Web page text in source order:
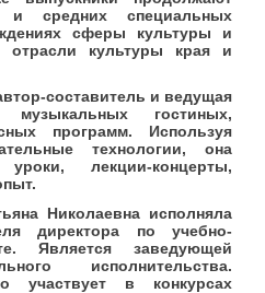
средних специальных
сферы культуры и
отрасли культуры края и
составитель и ведущая
музыкальных гостиных,
программ. Используя
технологии, она
лекции-концерты,
Николаевна исполняла
директора по учебно-
Является заведующей
исполнительства.
участвует в конкурсах